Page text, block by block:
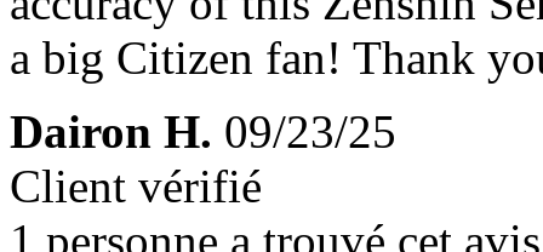
a big Citizen fan! Thank
Dairon H. 09/23/25
Client vérifié
1 personne a trouvé cet